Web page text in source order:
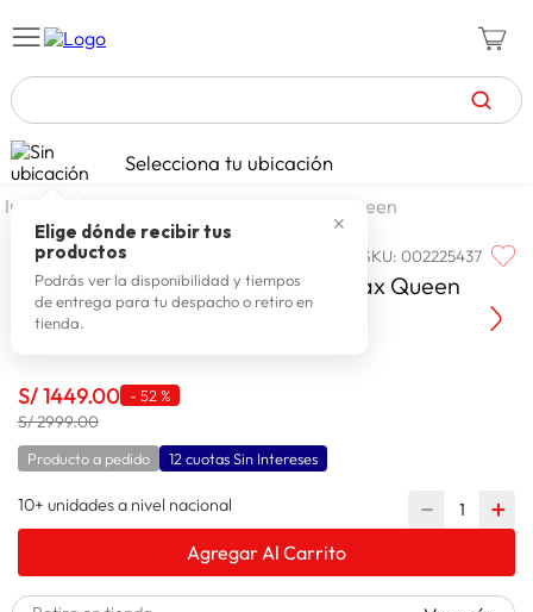
TÉRMINOS MÁS BUSCADOS
1. celulares
2. zapatillas mujer
3. zapatillas hombre
4. moda
6 . tv
8. terrex
Selecciona tu ubicación
✕
Elige dónde recibir tus
productos
Podrás ver la disponibilidad y tiempos
de entrega para tu despacho o retiro en
tienda.
dormitorio camas queen
PARAISO SKU:002225437
Paraiso Cama Europea Pocket Max Queen
S/1449.00 - 52 %
S/ 2999.00
Producto a pedido 12 cuotas Sin Intereses
10+ unidades a nivel nacional ＋
－
Agregar Al Carrito